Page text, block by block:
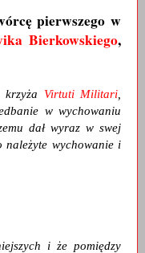
pierwszego w
Bierkowskiego,
krzyża Virtuti Militari
w wychowaniu
dał wyraz w swej
należyte wychowanie i
i że pomiędzy